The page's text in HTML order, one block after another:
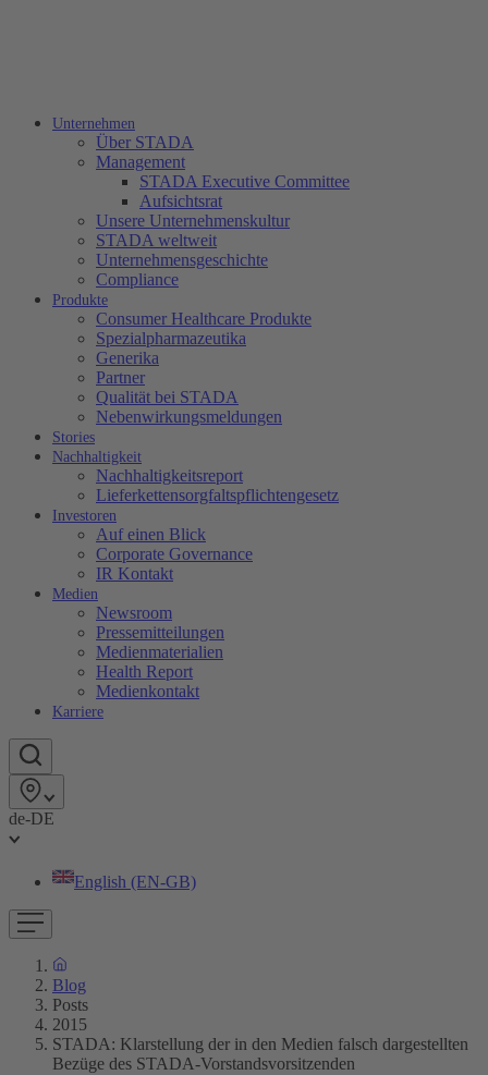
Unternehmen
Über STADA
Management
STADA Executive Committee
Aufsichtsrat
Unsere Unternehmenskultur
STADA weltweit
Unternehmensgeschichte
Compliance
Produkte
Consumer Healthcare Produkte
Spezialpharmazeutika
Generika
Partner
Qualität bei STADA
Nebenwirkungsmeldungen
Stories
Nachhaltigkeit
Nachhaltigkeitsreport
Lieferkettensorgfaltspflichtengesetz
Investoren
Auf einen Blick
Corporate Governance
IR Kontakt
Medien
Newsroom
Pressemitteilungen
Medienmaterialien
Health Report
Medienkontakt
Karriere
de-DE
English (EN-GB)
Blog
Posts
2015
STADA: Klarstellung der in den Medien falsch dargestellten
Bezüge des STADA-Vorstandsvorsitzenden